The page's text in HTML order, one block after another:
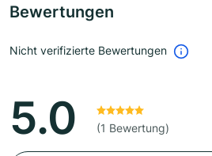
Bewertungen
Nicht verifizierte Bewertungen
5.0 (1 Bewertung)